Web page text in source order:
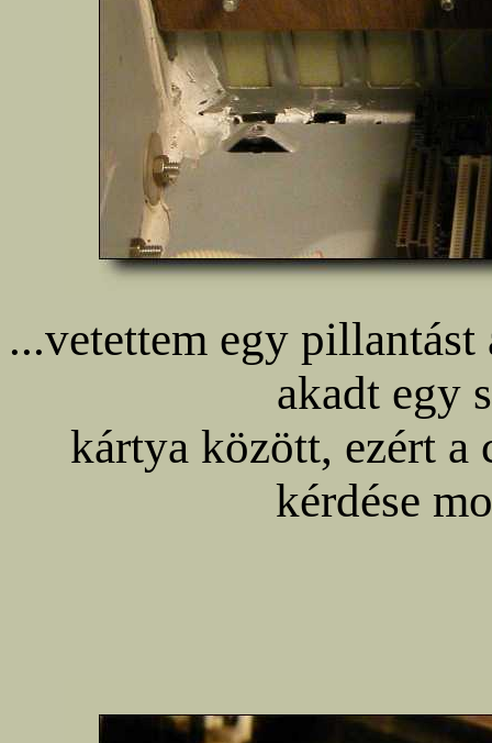
...vetettem egy
akadt egy
kártya között, ezért a
kérdése